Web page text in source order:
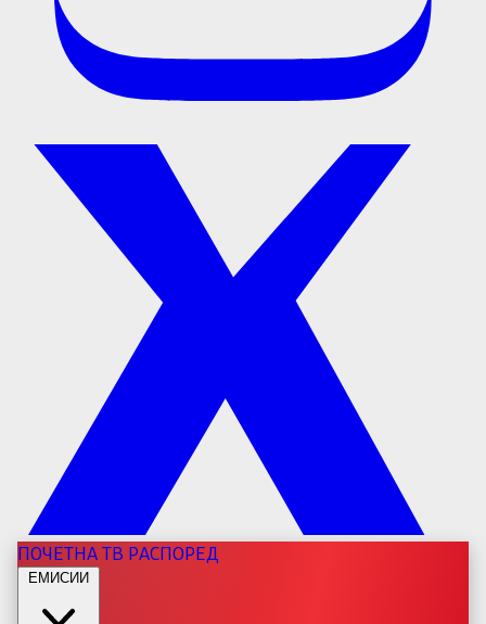
ПОЧЕТНАТВ РАСПОРЕД
ЕМИСИИ